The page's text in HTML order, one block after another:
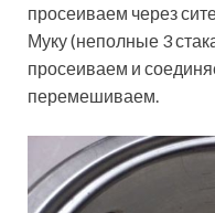
просеиваем через
Муку (неполные 3
просеиваем и
перемешиваем.